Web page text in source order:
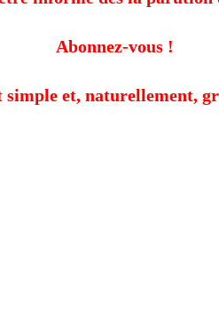
Abonnez-vous !
simple et, naturellement,